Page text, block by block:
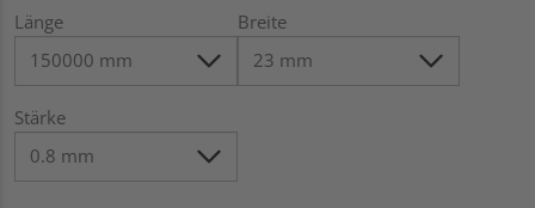
Länge Breite
Stärke